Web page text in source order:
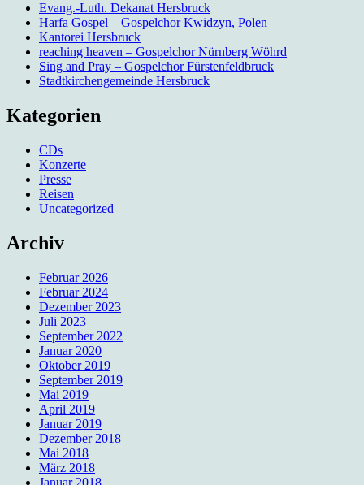
Evang.-Luth. Dekanat Hersbruck
Harfa Gospel – Gospelchor Kwidzyn, Polen
Kantorei Hersbruck
reaching heaven – Gospelchor Nürnberg Wöhrd
Sing and Pray – Gospelchor Fürstenfeldbruck
Stadtkirchengemeinde Hersbruck
Kategorien
CDs
Konzerte
Presse
Reisen
Uncategorized
Archiv
Februar 2026
Februar 2024
Dezember 2023
Juli 2023
September 2022
Januar 2020
Oktober 2019
September 2019
Mai 2019
April 2019
Januar 2019
Dezember 2018
Mai 2018
März 2018
Januar 2018